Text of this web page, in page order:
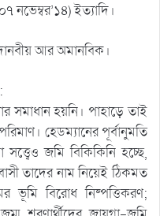
নভেম্বর’১৪) ইত্যাদি।
আর অমানবিক।
সমাধান হয়নি। পাহাড়ে তাই
হেডম্যানের পূর্বানুমতি
সত্ত্বেও জমি বিকিকিনি হচ্ছে,
তাদের নাম নিয়েই ঠিকমত
ভূমি বিরোধ নিষ্পত্তিকরণ;